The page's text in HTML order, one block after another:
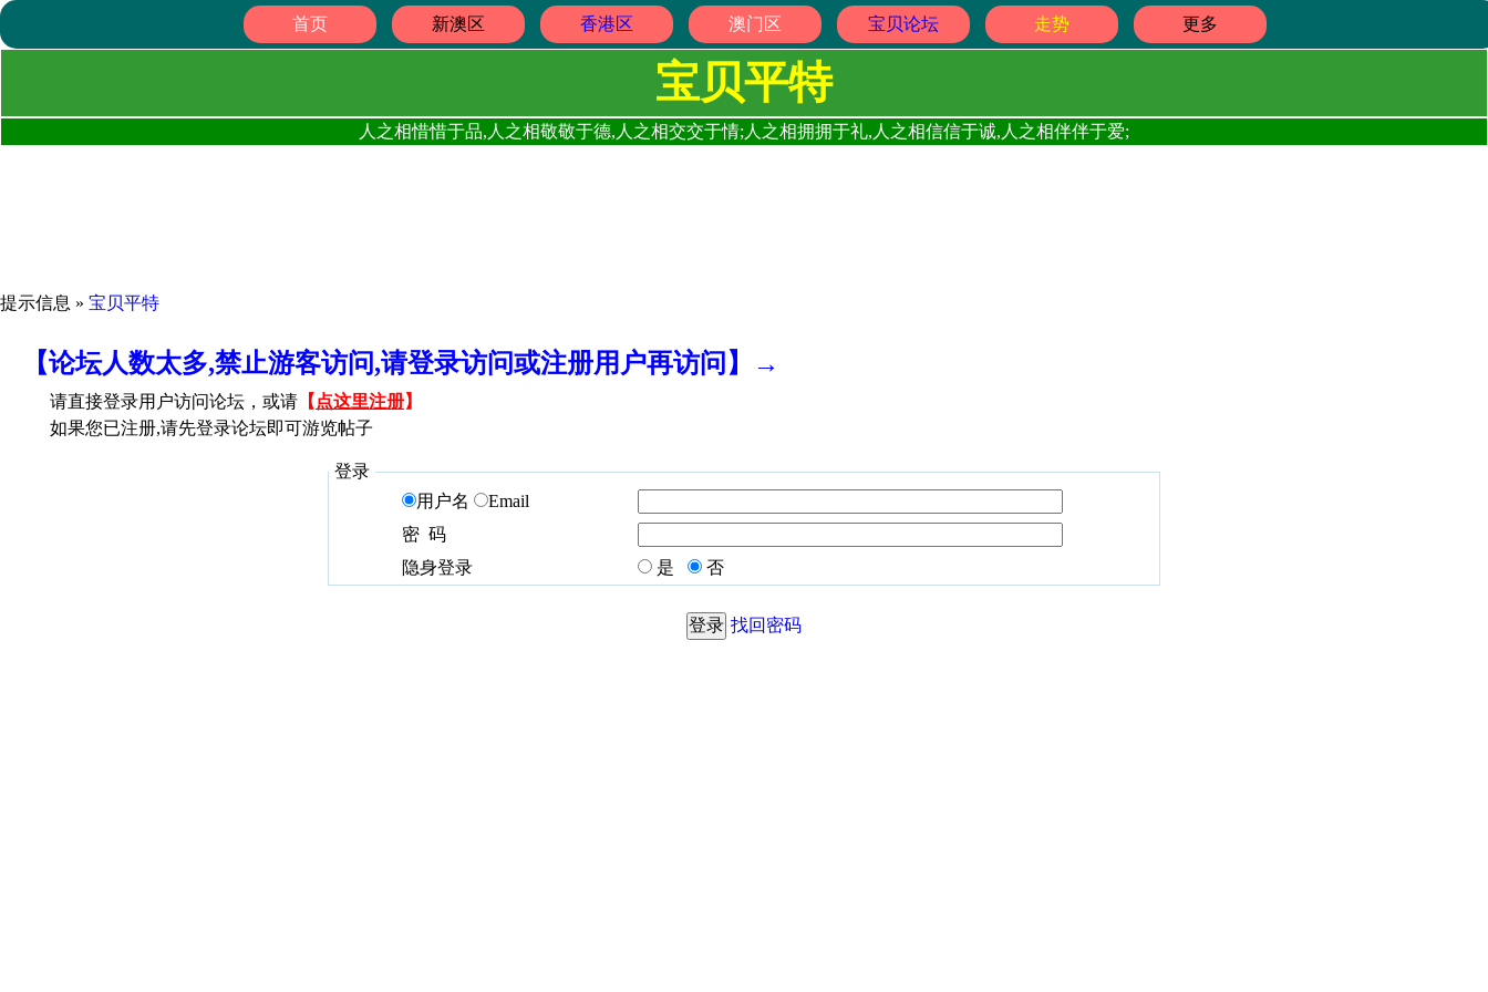
首页 新澳区 香港区 澳门区 宝贝论坛 走势 更多
宝贝平特
人之相惜惜于品,人之相敬敬于德,人之相交交于情;人之相拥拥于礼,人之相信信于诚,人之相伴伴于爱;
提示信息 » 宝贝平特
【论坛人数太多,禁止游客访问,请登录访问或注册用户再访问】→
请直接登录用户访问论坛，或请 【 点这里注册】
如果您已注册,请先登录论坛即可游览帖子
登录
用户名
Email
密 码
隐身登录
是 否
找回密码